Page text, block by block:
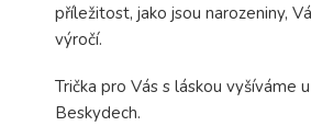
příležitost, jako jsou narozeniny,
výročí.
Trička pro Vás s láskou vyšíváme
Beskydech.